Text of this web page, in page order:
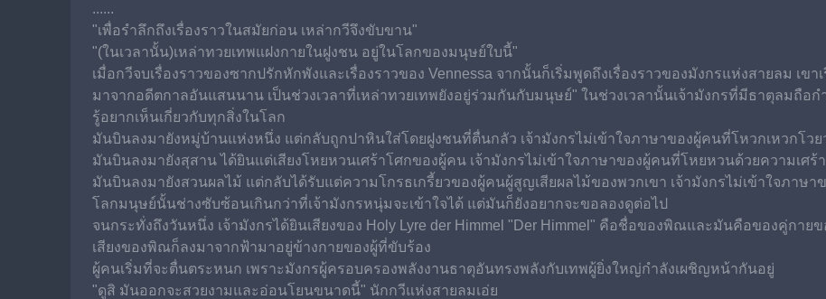
......
"เพื่อรำลึกถึงเรื่องราวในสมัยก่อน เหล่ากวีจึงขับขาน"
"(ในเวลานั้น)เหล่าทวยเทพแฝงกายในฝูงชน อยู่ในโลกของมนุษย์ใบนี้"
เมื่อกวีจบเรื่องราวของซากปรักหักพังและเรื่องราวของ Vennessa จากนั้นก็เริ่มพูดถึงเรื่องราวของมังกรแห่งสายลม เ
มาจากอดีตกาลอันแสนนาน เป็นช่วงเวลาที่เหล่าทวยเทพยังอยู่ร่วมกันกับมนุษย์" ในช่วงเวลานั้นเจ้ามังกรที่มีธาตุลมถือ
รู้อยากเห็นเกี่ยวกับทุกสิ่งในโลก
มันบินลงมายังหมู่บ้านแห่งหนึ่ง แต่กลับถูกปาหินใส่โดยฝูงชนที่ตื่นกลัว เจ้ามังกรไม่เข้าใจภาษาของผู้คนที่โหวกเหวกโว
มันบินลงมายังสุสาน ได้ยินแต่เสียงโหยหวนเศร้าโศกของผู้คน เจ้ามังกรไม่เข้าใจภาษาของผู้คนที่โหยหวนด้วยความเศร้า
มันบินลงมายังสวนผลไม้ แต่กลับได้รับแต่ความโกรธเกรี้ยวของผู้คนผู้สูญเสียผลไม้ของพวกเขา เจ้ามังกรไม่เข้าใจภาษ
โลกมนุษย์นั้นช่างซับซ้อนเกินกว่าที่เจ้ามังกรหนุ่มจะเข้าใจได้ แต่มันก็ยังอยากจะขอลองดูต่อไป
จนกระทั่งถึงวันหนึ่ง เจ้ามังกรได้ยินเสียงของ Holy Lyre der Himmel "Der Himmel" คือชื่อของพิณและมันคือของคู่กาย
เสียงของพิณก็ลงมาจากฟ้ามาอยู่ข้างกายของผู้ที่ขับร้อง
ผู้คนเริ่มที่จะตื่นตระหนก เพราะมังกรผู้ครอบครองพลังงานธาตุอันทรงพลังกับเทพผู้ยิ่งใหญ่กำลังเผชิญหน้ากันอยู่
"ดูสิ มันออกจะสวยงามและอ่อนโยนขนาดนี้" นักกวีแห่งสายลมเอ่ย